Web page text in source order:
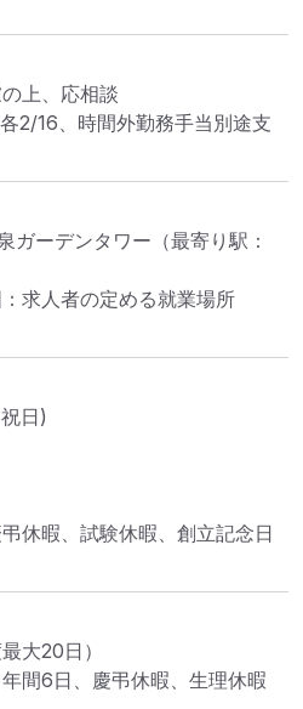
上、応相談
2/16、時間外勤務手当別途支
ガーデンタワー （最寄り駅：
求人者の定める就業場所
日)
休暇、試験休暇、創立記念日
大20日）
間6日、慶弔休暇、生理休暇